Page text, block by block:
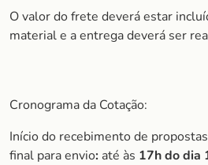
O valor do frete deverá estar
material e a entrega deverá ser
Cronograma da Cotação:
Início do recebimento de
final para envio: até às 17h do dia